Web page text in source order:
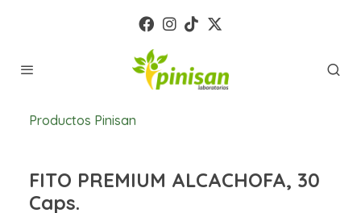
Productos Pinisan
FITO PREMIUM ALCACHOFA, 30
Caps.